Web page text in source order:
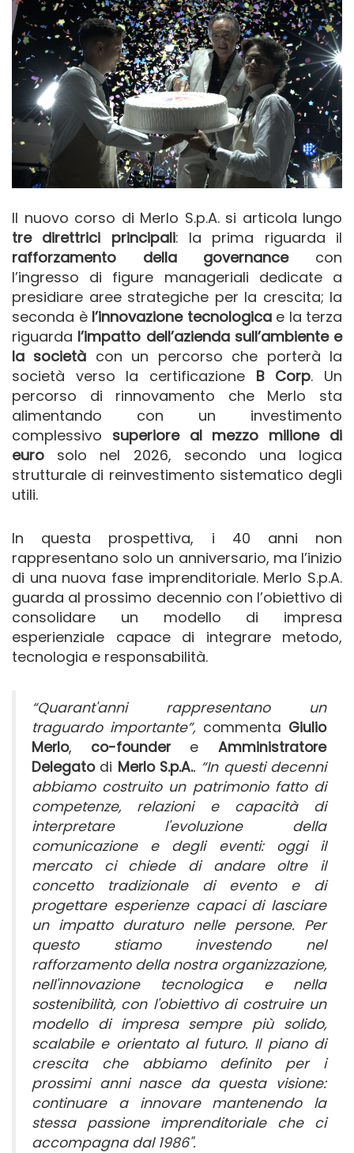
Il nuovo corso di Merlo S.p.A. si articola lungo
tre direttrici principali: la prima riguarda il
rafforzamento della governancecon
l’ingresso di figure manageriali dedicate a
presidiare aree strategiche per la crescita; la
seconda è l’innovazione tecnologicae la terza
riguarda l’impatto dell’azienda sull’ambiente e
la società con un percorso che porterà la
società verso la certificazione B Corp. Un
percorso di rinnovamento che Merlo sta
alimentando con un investimento
complessivo superiore al mezzo milione di
euro solo nel 2026, secondo una logica
strutturale di reinvestimento sistematico degli
utili.
In questa prospettiva, i 40 anni non
rappresentano solo un anniversario, ma l’inizio
di una nuova fase imprenditoriale. Merlo S.p.A.
guarda al prossimo decennio con l’obiettivo di
consolidare un modello di impresa
esperienziale capace di integrare metodo,
tecnologia e responsabilità.
“Quarant'anni rappresentano un
traguardo importante”, commenta Giulio
Merlo, co-foundereAmministratore
Delegatodi Merlo S.p.A.. “In questi decenni
abbiamo costruito un patrimonio fatto di
competenze, relazioni e capacità di
interpretare l'evoluzione della
comunicazione e degli eventi: oggi il
mercato ci chiede di andare oltre il
concetto tradizionale di evento e di
progettare esperienze capaci di lasciare
un impatto duraturo nelle persone. Per
questo stiamo investendo nel
rafforzamento della nostra organizzazione,
nell'innovazione tecnologica e nella
sostenibilità, con l'obiettivo di costruire un
modello di impresa sempre più solido,
scalabile e orientato al futuro. Il piano di
crescita che abbiamo definito per i
prossimi anni nasce da questa visione:
continuare a innovare mantenendo la
stessa passione imprenditoriale che ci
accompagna dal 1986".